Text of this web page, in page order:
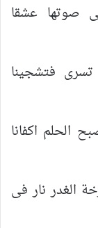
صوتها عشقا
تسرى فتشجينا
الحلم اكفانا
الغدر نار فى